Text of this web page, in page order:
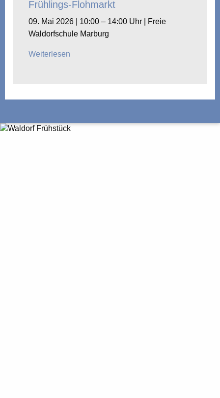
Frühlings-Flohmarkt
09. Mai 2026 | 10:00 – 14:00 Uhr | Freie
Waldorfschule Marburg
Weiterlesen